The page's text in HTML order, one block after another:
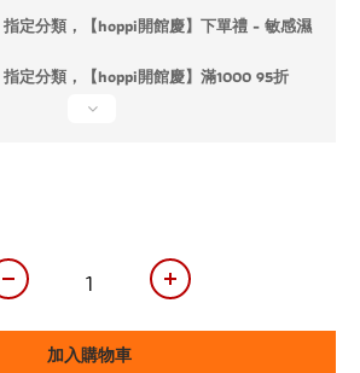
指定分類，【hoppi開館慶】下單禮 - 敏感濕
指定分類，【hoppi開館慶】滿1000 95折
加入購物車